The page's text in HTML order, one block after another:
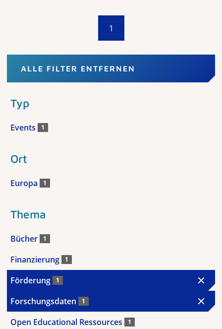
1
ALLE FILTER ENTFERNEN
Typ
Events 1
Ort
Europa 1
Thema
Bücher 1
Finanzierung 1
Förderung 1
Forschungsdaten 1
Open Educational Ressources 1